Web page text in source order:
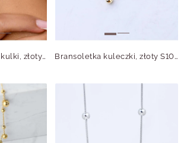
Bransoletka żmijka, kulki, złoty S104796Z00 Bransoletka kuleczki, złoty S104057Z00